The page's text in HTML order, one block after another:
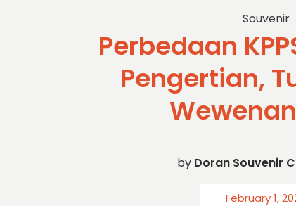
Souvenir
Perbedaan
Pengertian,
by Doran Souvenir
February 1,